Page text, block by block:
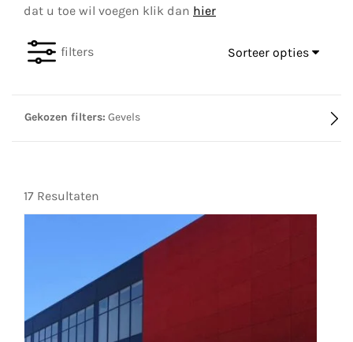
dat u toe wil voegen klik dan hier
Sorteer opties
filters
Gekozen filters: Gevels
17 Resultaten